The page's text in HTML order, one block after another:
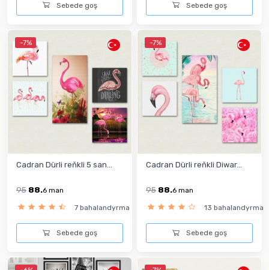
Sebede goş Sebede goş
-7%
Cadran Dürli reňkli 5 san...
95 88.6 man
7 bahalandyrma
Sebede goş
-7%
Cadran Dürli reňkli Diwar...
95 88.6 man
13 bahalandyrma
Sebede goş